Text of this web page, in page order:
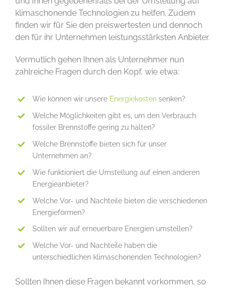
klimaschonende Technologien zu helfen. Zudem
finden wir für Sie den preiswertesten und dennoch
den für ihr Unternehmen leistungsstärksten Anbieter.
Vermutlich gehen Ihnen als Unternehmer nun
zahlreiche Fragen durch den Kopf, wie etwa:
Wie können wir unsere Energiekostensenken?
Welche Möglichkeiten gibt es, um den Verbrauch
fossiler Brennstoffe gering zu halten?
Welche Brennstoffe bieten sich für unser
Unternehmen an?
Wie funktioniert die Umstellung auf einen anderen
Energieanbieter?
Welche Vor- und Nachteile bieten die verschiedenen
Energieformen?
Sollten wir auf erneuerbare Energien umstellen?
Welche Vor- und Nachteile haben die
unterschiedlichen klimaschonenden Technologien?
Sollten Ihnen diese Fragen bekannt vorkommen, so